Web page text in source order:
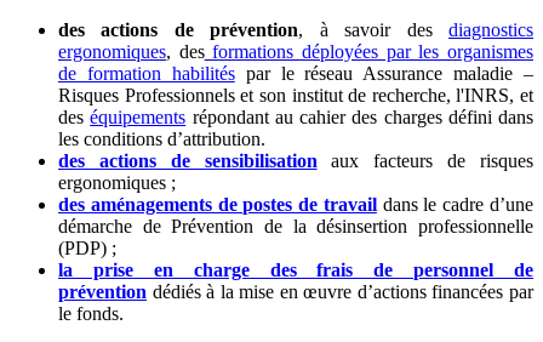
des actions de prévention, à savoir desdiagnostics
ergonomiques, desformations déployées par les organismes
de formation habilitéspar le réseau Assurance maladie –
Risques Professionnels et son institut de recherche, l'INRS, et
deséquipements répondant au cahier des charges défini dans
les conditions d’attribution.
des actions de sensibilisation aux facteurs de risques
ergonomiques ;
des aménagements de postes de travaildans le cadre d’une
démarche de Prévention de la désinsertion professionnelle
(PDP) ;
la prise en charge des frais de personnel de
prévention dédiés à la mise en œuvre d’actions financées par
le fonds.